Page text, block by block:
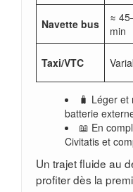
Navette bus
≈
min
Taxi/VTC
🧳 Léger
batterie
📖 En
Civitatis et
Un trajet fluide au
profiter dès la